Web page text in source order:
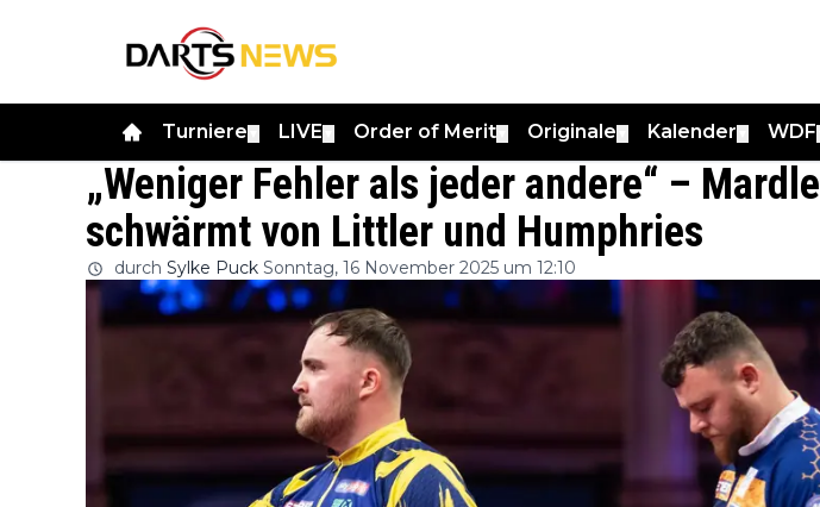
Turniere LIVE Order of Merit Originale Kalender WDF
„Weniger Fehler als jeder andere“ – Mardle
schwärmt von Littler und Humphries
durch Sylke Puck Sonntag, 16 November 2025 um 12:10